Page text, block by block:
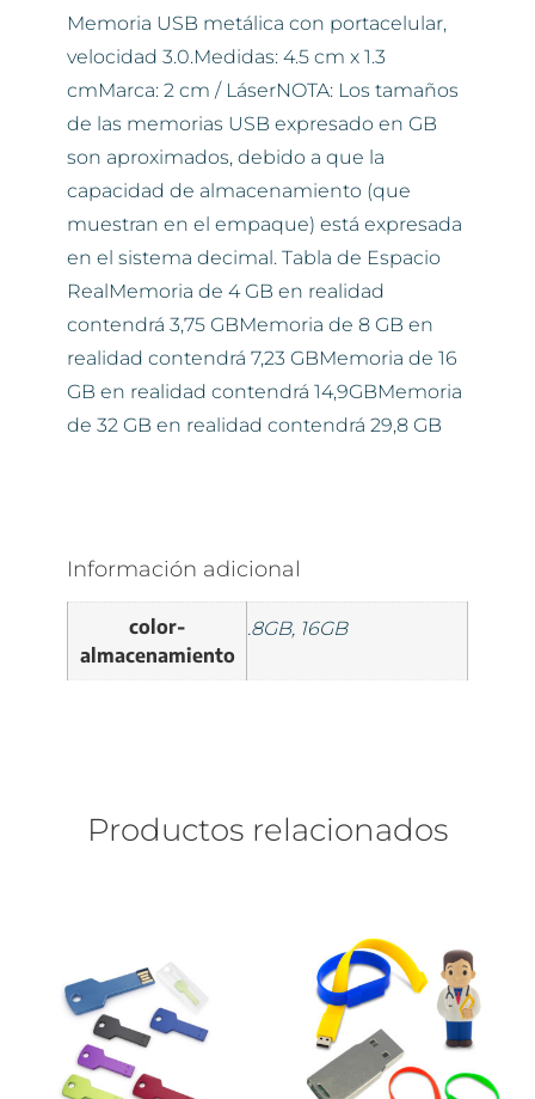
Memoria USB metálica con portacelular,
velocidad 3.0.Medidas: 4.5 cm x 1.3
cmMarca: 2 cm / LáserNOTA: Los tamaños
de las memorias USB expresado en GB
son aproximados, debido a que la
capacidad de almacenamiento (que
muestran en el empaque) está expresada
en el sistema decimal. Tabla de Espacio
RealMemoria de 4 GB en realidad
contendrá 3,75 GBMemoria de 8 GB en
realidad contendrá 7,23 GBMemoria de 16
GB en realidad contendrá 14,9GBMemoria
de 32 GB en realidad contendrá 29,8 GB
Información adicional
color-
almacenamiento
.8GB, 16GB
Productos relacionados